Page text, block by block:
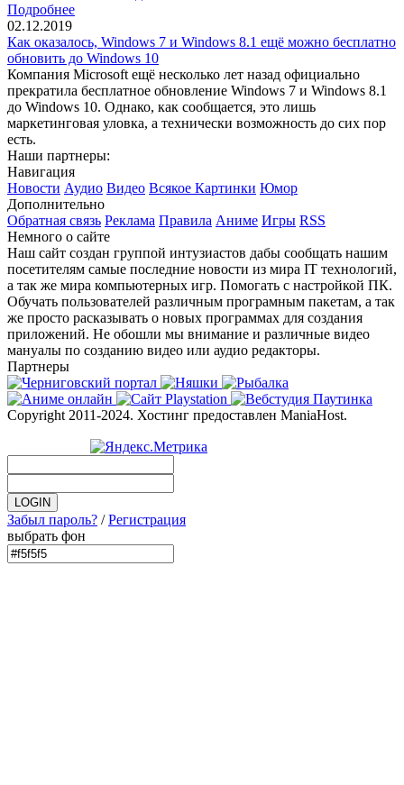
Подробнее
02.12.2019
Как оказалось, Windows 7 и Windows 8.1 ещё можно бесплатно
обновить до Windows 10
Компания Microsoft ещё несколько лет назад официально
прекратила бесплатное обновление Windows 7 и Windows 8.1
до Windows 10. Однако, как сообщается, это лишь
маркетинговая уловка, а технически возможность до сих пор
есть.
Наши партнеры:
Навигация
Новости Аудио Видео Всякое Картинки Юмор
Дополнительно
Обратная связь Реклама Правила Аниме Игры RSS
Немного о сайте
Наш сайт создан группой интузиастов дабы сообщать нашим
посетителям самые последние новости из мира IT технологий,
а так же мира компьютерных игр. Помогать с настройкой ПК.
Обучать пользователей различным програмным пакетам, а так
же просто расказывать о новых программах для создания
приложений. Не обошли мы внимание и различные видео
мануалы по созданию видео или аудио редакторы.
Партнеры
Copyright 2011-2024. Хостинг предоставлен ManiaHost.
Забыл пароль? /Регистрация
выбрать фон